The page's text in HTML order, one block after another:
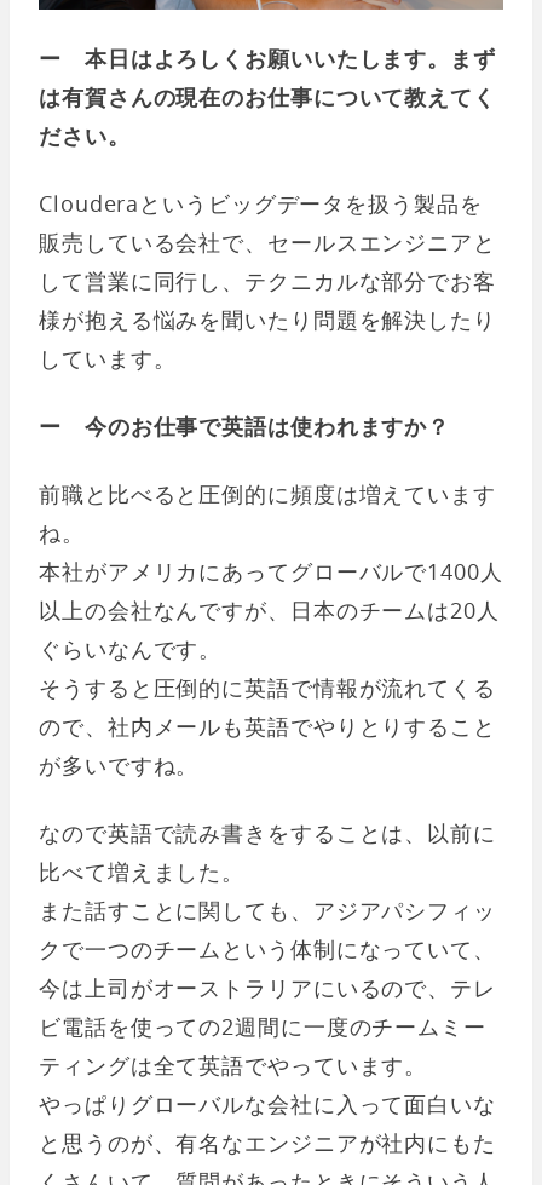
ー 本日はよろしくお願いいたします。まず
は有賀さんの現在のお仕事について教えてく
ださい。
Clouderaというビッグデータを扱う製品を
販売している会社で、セールスエンジニアと
して営業に同行し、テクニカルな部分でお客
様が抱える悩みを聞いたり問題を解決したり
しています。
ー 今のお仕事で英語は使われますか？
前職と比べると圧倒的に頻度は増えています
ね。
本社がアメリカにあってグローバルで1400人
以上の会社なんですが、日本のチームは20人
ぐらいなんです。
そうすると圧倒的に英語で情報が流れてくる
ので、社内メールも英語でやりとりすること
が多いですね。
なので英語で読み書きをすることは、以前に
比べて増えました。
また話すことに関しても、アジアパシフィッ
クで一つのチームという体制になっていて、
今は上司がオーストラリアにいるので、テレ
ビ電話を使っての2週間に一度のチームミー
ティングは全て英語でやっています。
やっぱりグローバルな会社に入って面白いな
と思うのが、有名なエンジニアが社内にもた